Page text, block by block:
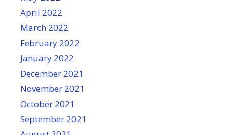
April 2022
March 2022
February 2022
January 2022
December 2021
November 2021
October 2021
September 2021